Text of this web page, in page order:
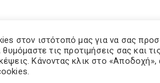
στον ιστότοπό μας για να σας
θυμόμαστε τις προτιμήσεις σας και
Κάνοντας κλικ στο